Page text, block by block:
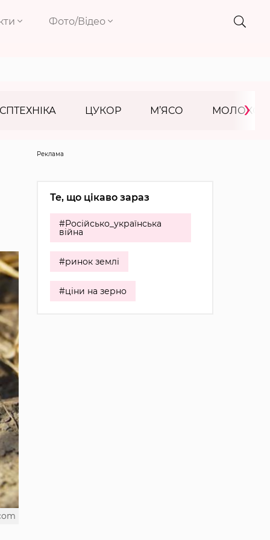
Фото/Відео
ЦУКОР М’ЯСО МОЛОКО
›
Реклама
Те, що цікаво зараз
#Російсько_українська
війна
#ринок землі
#ціни на зерно